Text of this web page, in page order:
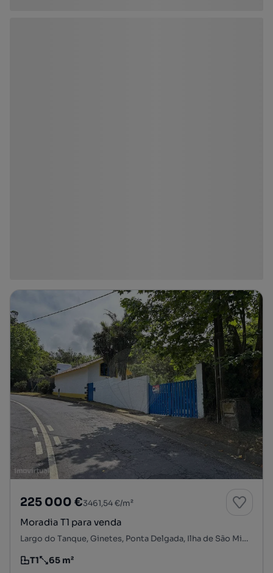
225 000 €3461,54 €/m²
Moradia T1 para venda
Largo do Tanque, Ginetes, Ponta Delgada, Ilha de São Miguel
Tipologia
T1
Preço por metro quadrado
65 m²